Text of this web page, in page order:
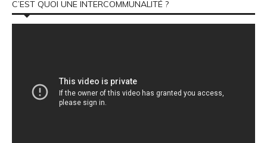
C’EST QUOI UNE INTERCOMMUNALITÉ ?